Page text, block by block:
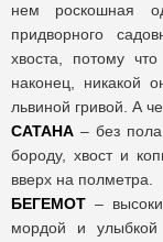
нем роскошная
придворного
хвоста, потому
наконец, никакой
львиной гривой. А
САТАНА – без пола
бороду, хвост и
вверх на полметра.
БЕГЕМОТ –
мордой и